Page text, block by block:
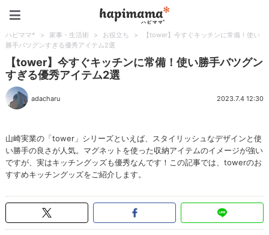
ハピママ* > 家事・生活術 > お役立ち >
【tower】今すぐキッチンに常備！使い
勝手バツグンすぎる優秀アイテム2選
【tower】今すぐキッチンに常備！使い勝手バツグン
すぎる優秀アイテム2選
adacharu 2023.7.4 12:30
山崎実業の「tower」シリーズといえば、スタイリッシュなデザインと使
い勝手の良さが人気。マグネットを使った収納アイテムのイメージが強い
ですが、実はキッチングッズも優秀なんです！この記事では、towerのお
すすめキッチングッズをご紹介します。